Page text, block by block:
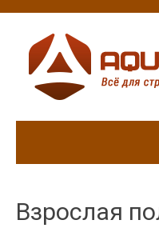
Взрослая